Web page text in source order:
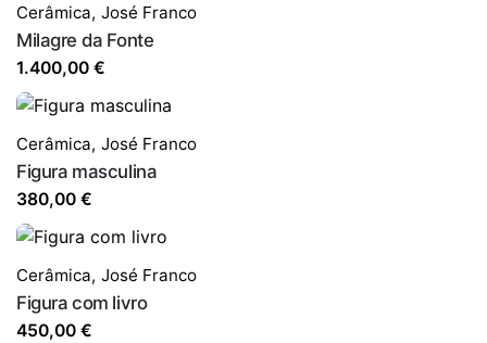
Cerâmica, José Franco
Milagre da Fonte
1.400,00 €
Cerâmica, José Franco
Figura masculina
380,00 €
Cerâmica, José Franco
Figura com livro
450,00 €